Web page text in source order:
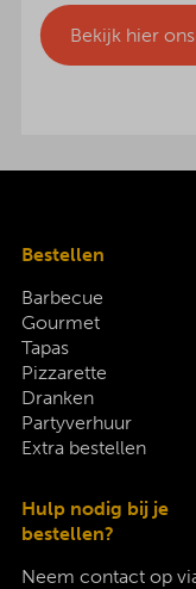
Bekijk hier
Bestellen
Barbecue
Gourmet
Tapas
Pizzarette
Dranken
Partyverhuur
Extra bestellen
Hulp nodig bij je
bestellen?
Neem contact op